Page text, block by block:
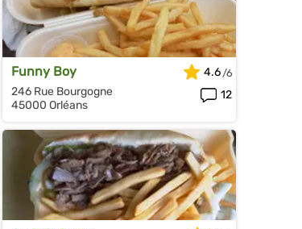
Funny Boy
246 Rue Bourgogne
45000 Orléans
4.6
12